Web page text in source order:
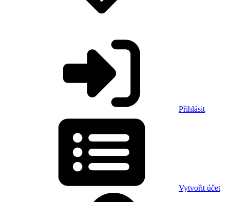
Přihlásit
Vytvořit účet